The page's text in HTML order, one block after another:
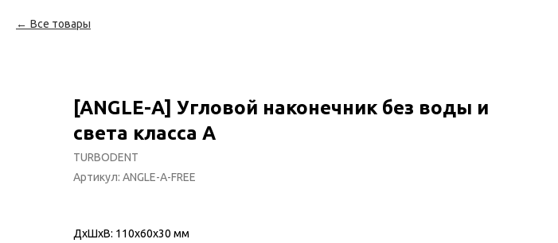
Все товары
[ANGLE-A] Угловой наконечник без воды и
света класса А
TURBODENT
Артикул: ANGLE-A-FREE
ДxШxВ: 110x60x30 мм